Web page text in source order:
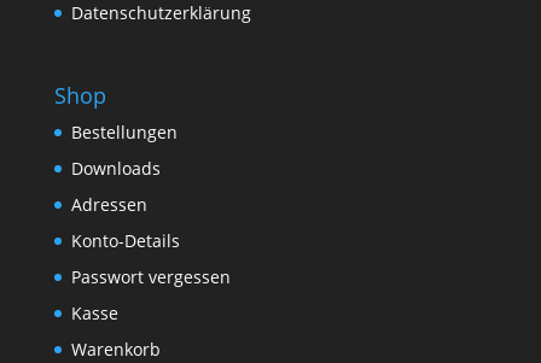
Datenschutzerklärung
Shop
Bestellungen
Downloads
Adressen
Konto-Details
Passwort vergessen
Kasse
Warenkorb